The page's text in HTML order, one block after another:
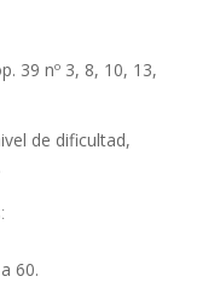
39 nº 3, 8, 10, 13,
de dificultad,
60.